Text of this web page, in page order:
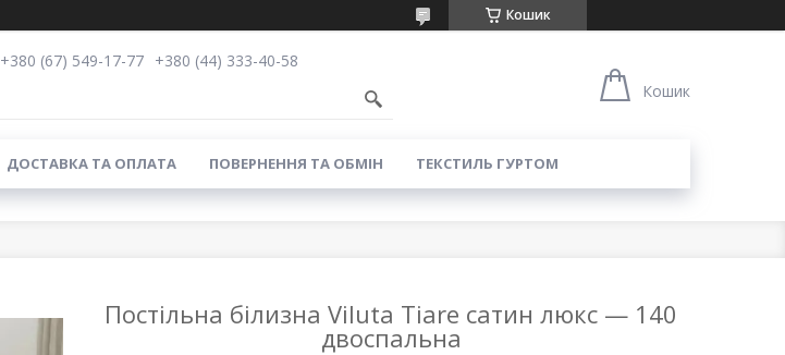
Кошик
+380 (67) 549-17-77 +380 (44) 333-40-58
Кошик
ДОСТАВКА ТА ОПЛАТА ПОВЕРНЕННЯ ТА ОБМІН ТЕКСТИЛЬ ГУРТОМ
Постільна білизна Viluta Tiare сатин люкс — 140
двоспальна